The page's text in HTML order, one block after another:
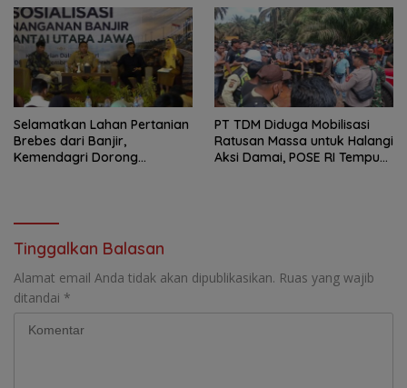
Siapkan Indonesia Jadi Pusat
Kolaborasi ASN ASEAN
Selamatkan Lahan Pertanian
Brebes dari Banjir,
Kemendagri Dorong
PT TDM Diduga Mobilisasi
Ratusan Massa untuk Halangi
Aksi Damai, POSE RI Tempuh
Tinggalkan Balasan
Alamat email Anda tidak akan dipublikasikan. Ruas yang wajib
ditandai *